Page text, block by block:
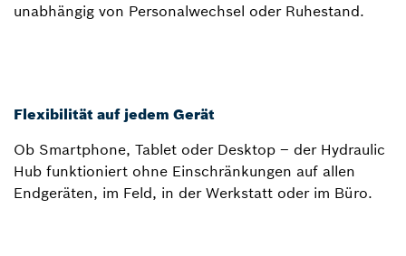
unabhängig von Personalwechsel oder Ruhestand.
Flexibilität auf jedem Gerät
Ob Smartphone, Tablet oder Desktop – der Hydraulic
Hub funktioniert ohne Einschränkungen auf allen
Endgeräten, im Feld, in der Werkstatt oder im Büro.